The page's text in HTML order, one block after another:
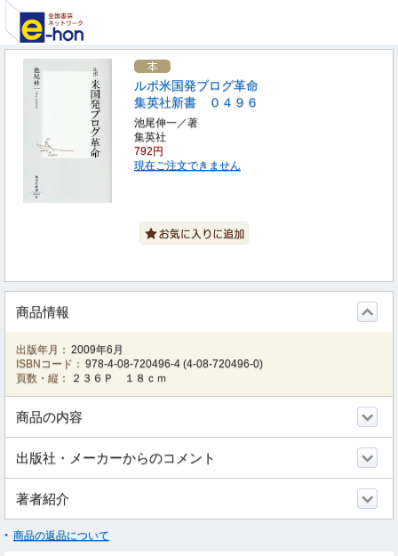
ルポ米国発ブログ革命
集英社新書 ０４９６
池尾伸一／著
集英社
792円
現在ご注文できません
商品情報
出版年月： 2009年6月
ISBNコード： 978-4-08-720496-4 (4-08-720496-0)
頁数・縦：
２３６Ｐ １８ｃｍ
商品の内容
出版社・メーカーからのコメント
著者紹介
商品の返品について